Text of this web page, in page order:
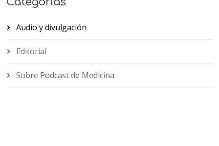
Audio y divulgación
Editorial
Sobre Podcast de Medicina